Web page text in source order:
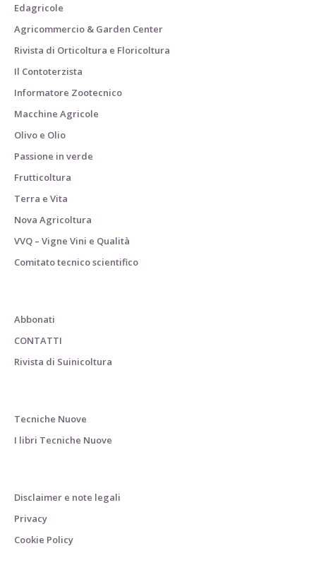
Edagricole
Agricommercio & Garden Center
Rivista di Orticoltura e Floricoltura
Il Contoterzista
Informatore Zootecnico
Macchine Agricole
Olivo e Olio
Passione in verde
Frutticoltura
Terra e Vita
Nova Agricoltura
VVQ – Vigne Vini e Qualità
Comitato tecnico scientifico
Abbonati
CONTATTI
Rivista di Suinicoltura
Tecniche Nuove
I libri Tecniche Nuove
Disclaimer e note legali
Privacy
Cookie Policy